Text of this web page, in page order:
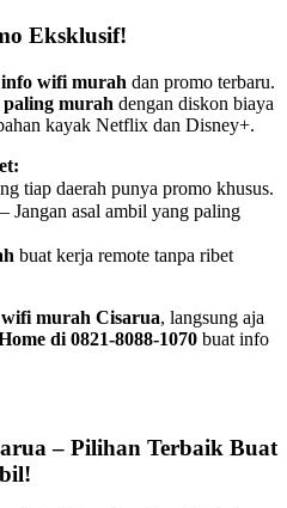
Eksklusif!
info wifi murah dan promo terbaru.
murah dengan diskon biaya
kayak Netflix dan Disney+.
tiap daerah punya promo khusus.
Jangan asal ambil yang paling
buat kerja remote tanpa ribet
wifi murah Cisarua, langsung aja
di 0821-8088-1070 buat info
– Pilihan Terbaik Buat